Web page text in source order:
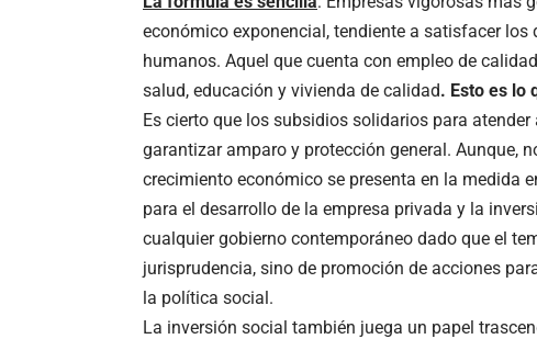
económico exponencial, tendiente a satisfacer los
humanos. Aquel que cuenta con empleo de
salud, educación y vivienda de calidad. Esto es lo
Es cierto que los subsidios solidarios para
garantizar amparo y protección general. Aunque,
crecimiento económico se presenta en la medida
para el desarrollo de la empresa privada y la
cualquier gobierno contemporáneo dado que el
jurisprudencia, sino de promoción de acciones
la política social.
La inversión social también juega un papel